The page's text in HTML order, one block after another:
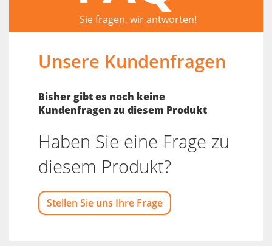
Sie fragen, wir antworten!
Unsere Kundenfragen
Bisher gibt es noch keine
Kundenfragen zu diesem Produkt
Haben Sie eine Frage zu
diesem Produkt?
Stellen Sie uns Ihre Frage